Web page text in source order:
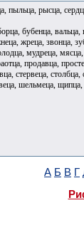
пыльца, рысца,
бубенца,
жреца, звонца,
мудреца,
продавца,
стервеца,
шельмеца,
А Б В Г